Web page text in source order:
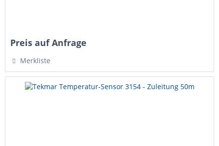
Preis auf Anfrage
Merkliste